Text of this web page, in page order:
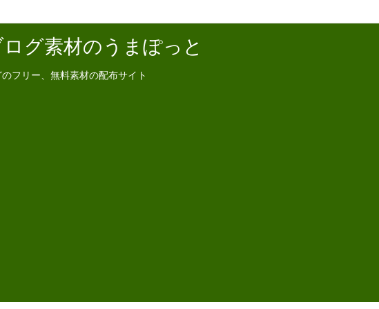
グ素材のうまぽっと
フリー、無料素材の配布サイト